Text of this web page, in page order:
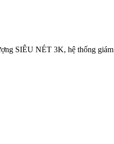
SIÊU NÉT 3K, hệ thống giám